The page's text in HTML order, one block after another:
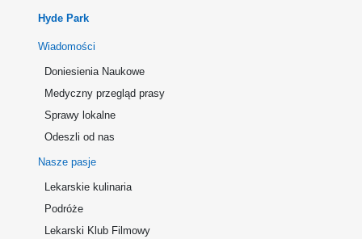
Hyde Park
Wiadomości
Doniesienia Naukowe
Medyczny przegląd prasy
Sprawy lokalne
Odeszli od nas
Nasze pasje
Lekarskie kulinaria
Podróże
Lekarski Klub Filmowy